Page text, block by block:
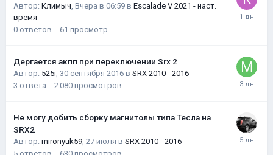
Автор: Климыч, Вчера в 06:59 в Escalade V 2021 - наст.
время
0 ответов 61 просмотр
Дергается акпп при переключении Srx 2
Автор: 525i, 30 сентября 2016 в SRX 2010 - 2016
3 ответа 2 080 просмотров
Не могу добить сборку магнитолы типа Тесла на
SRX2
Автор: mironyuk59, 27 июля в SRX 2010 - 2016